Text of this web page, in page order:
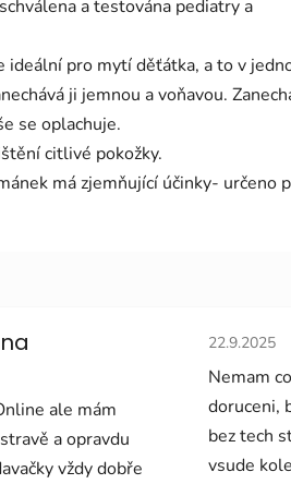
a testována pediatry a
ideální pro mytí děťátka, a to v
ji jemnou a voňavou.
se oplachuje.
citlivé pokožky.
má zjemňující účinky- určeno
je 5 z 5 hvězdiček.
ale mám
a opravdu
vždy dobře
22.9.2025
Nemam
doruceni,
bez tech
vsude